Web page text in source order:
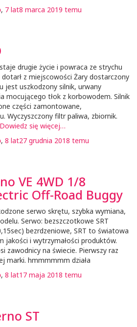
, 7 lat8 marca 2019 temu
drugie życie i powraca ze strychu
z miejscowości Żary dostarczony
jest uszkodzony silnik, urwany
mocującego tłok z korbowodem. Silnik
części zamontowane,
Wyczyszczony filtr paliwa, zbiornik.
Dowiedz się więcej…
, 8 lat27 grudnia 2018 temu
VE 4WD 1/8
Off-Road Buggy
serwo skrętu, szybka wymiana,
Serwo: bezszczotkowe SRT
bezrdzeniowe, SRT to światowa
jakości i wytrzymałości produktów.
zawodnicy na świecie. Pierwszy raz
marki. hmmmmmm działa
, 8 lat17 maja 2018 temu
ST